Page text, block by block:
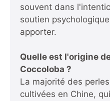
souvent dans
soutien
apporter.
Quelle est l'origine
Coccoloba ?
La majorité des
cultivées en Chine,